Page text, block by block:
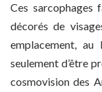
Ces sarcophages
décorés de
emplacement,
seulement d’être
cosmovision des